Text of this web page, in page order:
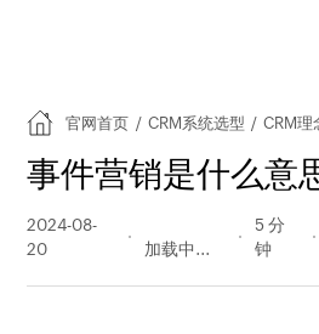
官网首页 / CRM系统选型 / CRM理
事件营销是什么意
2024-08-
20
量
5 分
钟